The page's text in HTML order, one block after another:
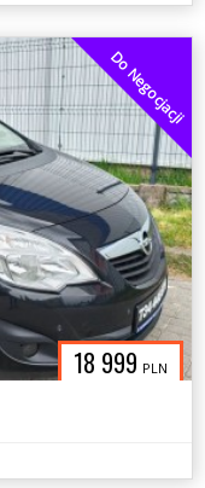
18 999 PLN
Do Negocjacji